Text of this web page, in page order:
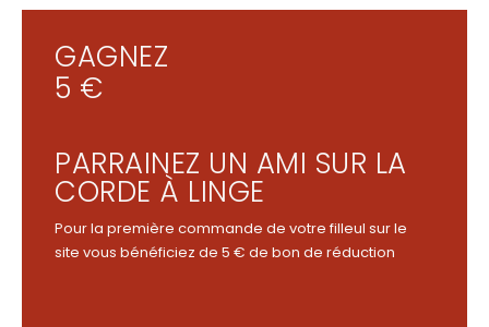
GAGNEZ
5 €
PARRAINEZ UN AMI SUR LA
CORDE À LINGE
Pour la première commande de votre filleul sur le
site vous bénéficiez de 5 € de bon de réduction